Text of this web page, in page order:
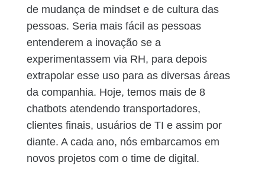
de mudança de mindset e de cultura das
pessoas. Seria mais fácil as pessoas
entenderem a inovação se a
experimentassem via RH, para depois
extrapolar esse uso para as diversas áreas
da companhia. Hoje, temos mais de 8
chatbots atendendo transportadores,
clientes finais, usuários de TI e assim por
diante. A cada ano, nós embarcamos em
novos projetos com o time de digital.